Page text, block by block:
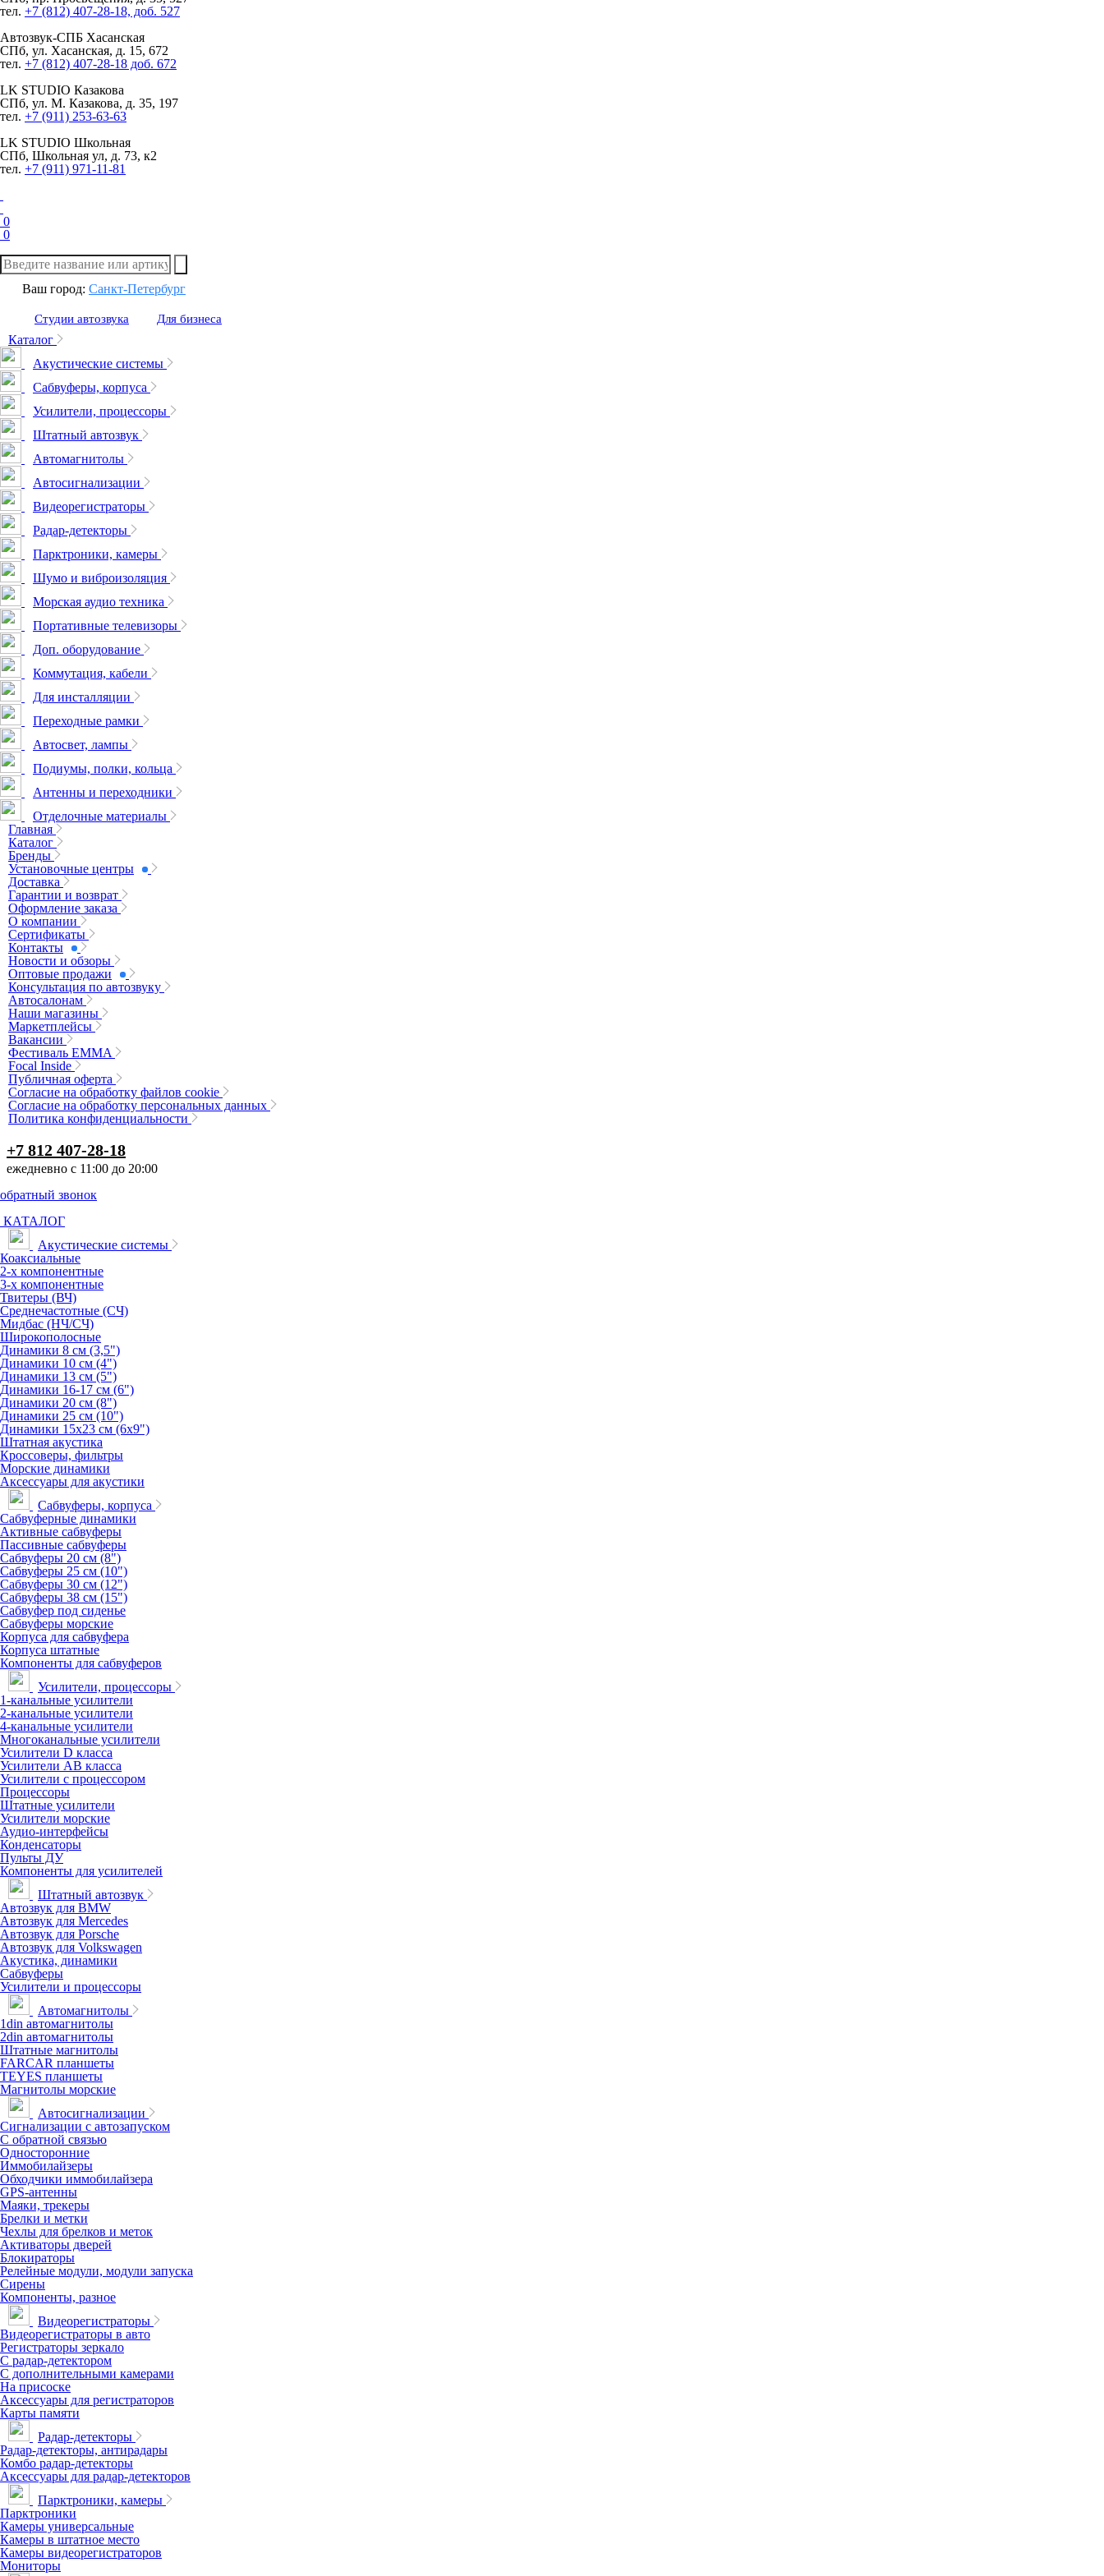
тел. +7 (812) 407-28-18, доб. 527
Автозвук-СПБ Хасанская
СПб, ул. Хасанская, д. 15, 672
тел. +7 (812) 407-28-18 доб. 672
LK STUDIO Казакова
СПб, ул. М. Казакова, д. 35, 197
тел. +7 (911) 253-63-63
LK STUDIO Школьная
СПб, Школьная ул, д. 73, к2
тел. +7 (911) 971-11-81
0
0
Ваш город: Санкт-Петербург
Студии автозвука Для бизнеса
Каталог
Акустические системы
Сабвуферы, корпуса
Усилители, процессоры
Штатный автозвук
Автомагнитолы
Автосигнализации
Видеорегистраторы
Радар-детекторы
Парктроники, камеры
Шумо и виброизоляция
Морская аудио техника
Портативные телевизоры
Доп. оборудование
Коммутация, кабели
Для инсталляции
Переходные рамки
Автосвет, лампы
Подиумы, полки, кольца
Антенны и переходники
Отделочные материалы
Главная
Каталог
Бренды
Установочные центры
Доставка
Гарантии и возврат
Оформление заказа
О компании
Сертификаты
Контакты
Новости и обзоры
Оптовые продажи
Консультация по автозвуку
Автосалонам
Наши магазины
Маркетплейсы
Вакансии
Фестиваль EMMA
Focal Inside
Публичная оферта
Согласие на обработку файлов cookie
Согласие на обработку персональных данных
Политика конфиденциальности
+7 812 407-28-18
ежедневно с 11:00 до 20:00
обратный звонок
КАТАЛОГ
Акустические системы
Коаксиальные
2-х компонентные
3-х компонентные
Твитеры (ВЧ)
Среднечастотные (СЧ)
Мидбас (НЧ/СЧ)
Широкополосные
Динамики 8 см (3,5")
Динамики 10 см (4")
Динамики 13 см (5")
Динамики 16-17 см (6")
Динамики 20 см (8")
Динамики 25 см (10")
Динамики 15х23 см (6х9")
Штатная акустика
Кроссоверы, фильтры
Морские динамики
Аксессуары для акустики
Сабвуферы, корпуса
Сабвуферные динамики
Активные сабвуферы
Пассивные сабвуферы
Сабвуферы 20 см (8")
Сабвуферы 25 см (10")
Сабвуферы 30 см (12")
Сабвуферы 38 см (15")
Сабвуфер под сиденье
Сабвуферы морские
Корпуса для сабвуфера
Корпуса штатные
Компоненты для сабвуферов
Усилители, процессоры
1-канальные усилители
2-канальные усилители
4-канальные усилители
Многоканальные усилители
Усилители D класса
Усилители АВ класса
Усилители с процессором
Процессоры
Штатные усилители
Усилители морские
Аудио-интерфейсы
Конденсаторы
Пульты ДУ
Компоненты для усилителей
Штатный автозвук
Автозвук для BMW
Автозвук для Mercedes
Автозвук для Porsche
Автозвук для Volkswagen
Акустика, динамики
Сабвуферы
Усилители и процессоры
Автомагнитолы
1din автомагнитолы
2din автомагнитолы
Штатные магнитолы
FARCAR планшеты
TEYES планшеты
Магнитолы морские
Автосигнализации
Сигнализации с автозапуском
С обратной связью
Односторонние
Иммобилайзеры
Обходчики иммобилайзера
GPS-антенны
Маяки, трекеры
Брелки и метки
Чехлы для брелков и меток
Активаторы дверей
Блокираторы
Релейные модули, модули запуска
Сирены
Компоненты, разное
Видеорегистраторы
Видеорегистраторы в авто
Регистраторы зеркало
С радар-детектором
С дополнительными камерами
На присоске
Аксессуары для регистраторов
Карты памяти
Радар-детекторы
Радар-детекторы, антирадары
Комбо радар-детекторы
Аксессуары для радар-детекторов
Парктроники, камеры
Парктроники
Камеры универсальные
Камеры в штатное место
Камеры видеорегистраторов
Мониторы